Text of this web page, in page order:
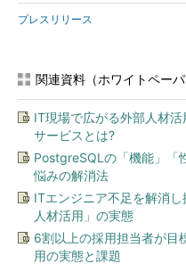
プレスリリース
関連資料（ホワイトペーパ
IT現場で広がる外部人材活
サービスとは?
PostgreSQLの「機能」「
悩みの解消法
ITエンジニア不足を解消
人材活用」の実態
6割以上の採用担当者が目
用の実態と課題